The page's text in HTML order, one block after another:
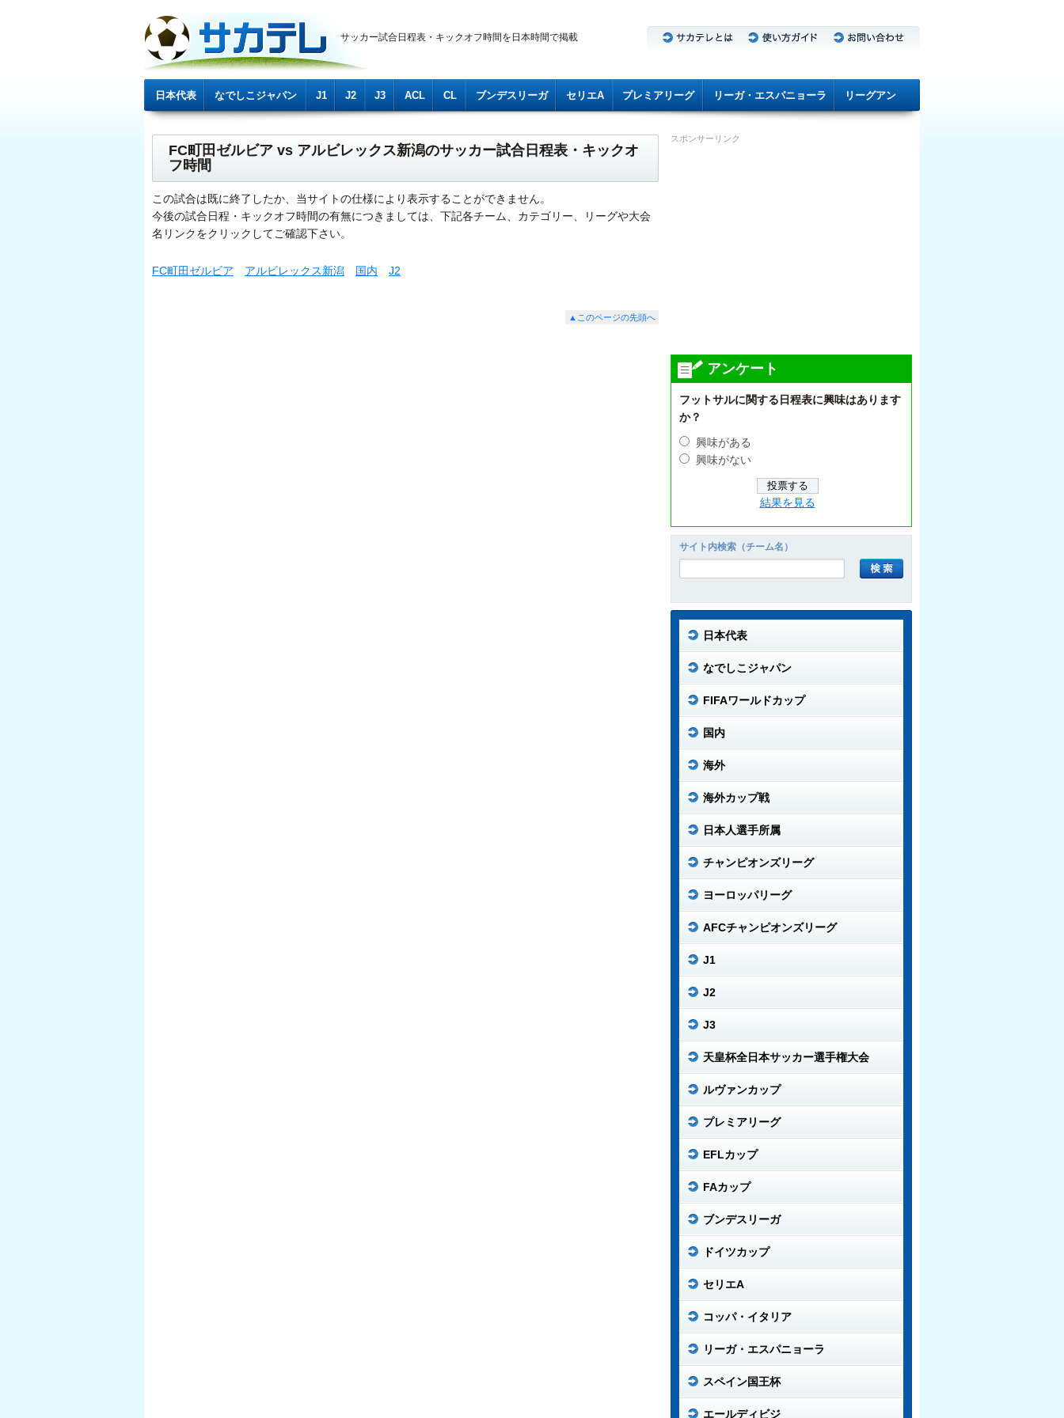
サッカー試合日程表・キックオフ時間を日本時間で掲載
日本代表 なでしこジャパン J1 J2 J3 ACL CL ブンデスリーガ セリエA プレミアリーグ リーガ・エスパニョーラ リーグアン
FC町田ゼルビア vs アルビレックス新潟のサッカー試合日程表・キックオ
フ時間
この試合は既に終了したか、当サイトの仕様により表示することができません。
今後の試合日程・キックオフ時間の有無につきましては、下記各チーム、カテゴリー、リーグや大会
名リンクをクリックしてご確認下さい。
FC町田ゼルビア アルビレックス新潟 国内 J2
▲このページの先頭へ
スポンサーリンク
アンケート
フットサルに関する日程表に興味はあります
か？
興味がある
興味がない
結果を見る
サイト内検索（チーム名）
日本代表
なでしこジャパン
FIFAワールドカップ
国内
海外
海外カップ戦
日本人選手所属
チャンピオンズリーグ
ヨーロッパリーグ
AFCチャンピオンズリーグ
J1
J2
J3
天皇杯全日本サッカー選手権大会
ルヴァンカップ
プレミアリーグ
EFLカップ
FAカップ
ブンデスリーガ
ドイツカップ
セリエA
コッパ・イタリア
リーガ・エスパニョーラ
スペイン国王杯
エールディビジ